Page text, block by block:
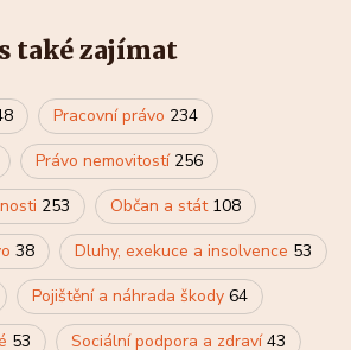
také zajímat
Pracovní právo 234
Právo nemovitostí 256
253 Občan a stát 108
38 Dluhy, exekuce a insolvence 53
Pojištění a náhrada škody 64
53 Sociální podpora a zdraví43